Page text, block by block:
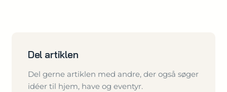
Del artiklen
Del gerne artiklen med andre, der også søger
idéer til hjem, have og eventyr.